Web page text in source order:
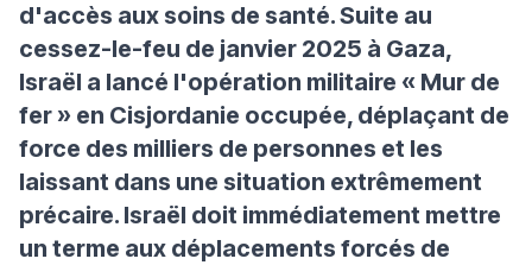
d'accès aux soins de santé. Suite au
cessez-le-feu de janvier 2025 à Gaza,
Israël a lancé l'opération militaire « Mur de
fer » en Cisjordanie occupée, déplaçant de
force des milliers de personnes et les
laissant dans une situation extrêmement
précaire. Israël doit immédiatement mettre
un terme aux déplacements forcés de